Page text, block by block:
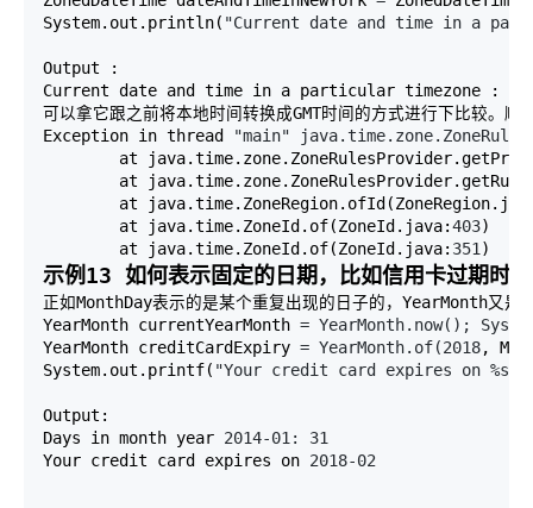
System.out.println( "Current date and time in a
Output :
Current date and time in a particular timezone :
可以拿它跟之前将本地时间转换成GMT时间的方式进行下比较。
Exception in thread
"main"
at
at
at
        at java.time.ZoneId.of(ZoneId.java:
403)
        at java.time.ZoneId.of(ZoneId.java:
351 )
示例13 如何表示固定的日期，比如信用卡过期时间
正如MonthDay表示的是某个重复出现的日子的，YearMonth又
YearMonth currentYearMonth = YearMonth.now();
YearMonth creditCardExpiry = YearMonth.of(2018,
System.out.printf( "Your credit card expires on %s
Output:
Days in month year 2014-01: 31
Your credit card expires on 2018-02